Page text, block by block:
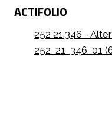
ACTIFOLIO
252 21.346 -
252_21_346_01